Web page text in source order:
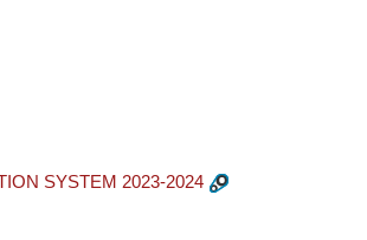
SYSTEM 2023-2024